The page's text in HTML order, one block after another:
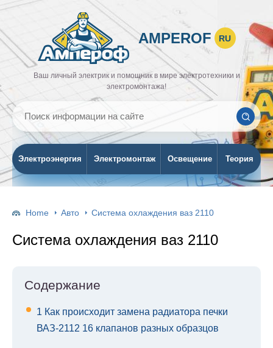
AMPEROF RU
Ваш личный электрик и помощник в мире электротехники и
электромонтажа!
Электроэнергия Электромонтаж Освещение Теория
Home Авто Система охлаждения ваз 2110
Система охлаждения ваз 2110
Содержание
1 Как происходит замена радиатора печки
ВАЗ-2112 16 клапанов разных образцов